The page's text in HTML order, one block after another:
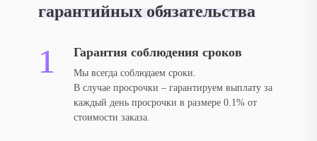
гарантийных обязательства
Гарантия соблюдения сроков
Мы всегда соблюдаем сроки.
В случае просрочки – гарантируем выплату за
каждый день просрочки в размере 0.1% от
стоимости заказа.